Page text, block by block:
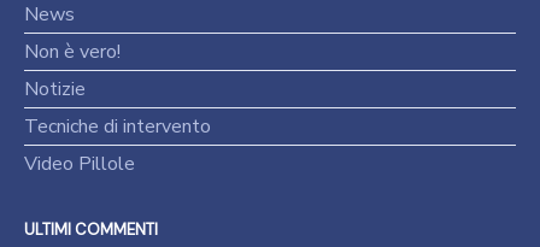
News
Non è vero!
Notizie
Tecniche di intervento
Video Pillole
ULTIMI COMMENTI